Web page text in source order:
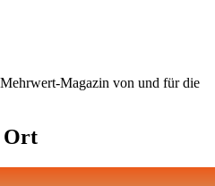
Magazin von und für die
Ort